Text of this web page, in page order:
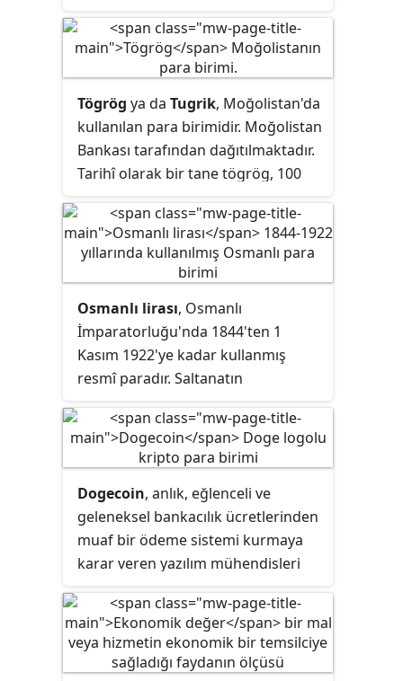
bankalar ve diğer finansal
kurumları, tedbirsizlik ve
dolandırıcılığa karşı denetlemek
gibi yetkileri de olabilir.
Tögrög ya da Tugrik, Moğolistan'da
kullanılan para birimidir. Moğolistan
Bankası tarafından dağıtılmaktadır.
Tarihî olarak bir tane tögrög, 100
fakat çok az değeri olduğu için artık
möngö madenî paraları
kullanılmamaktadır.
Osmanlı lirası, Osmanlı
İmparatorluğu'nda 1844'ten 1
Kasım 1922'ye kadar kullanmış
resmî paradır. Saltanatın
23 Ekim 1923'e kadar resmî olarak
kullanıldı. Fakat Osmanlı lirasının
tam olarak tedavülden kalkması ve
yerine Türk lirasının kullanılması
1927 yılını buldu.
Dogecoin, anlık, eğlenceli ve
geleneksel bankacılık ücretlerinden
muaf bir ödeme sistemi kurmaya
karar veren yazılım mühendisleri
tarafından icat edilmiş bir kripto
paradır. Dogecoin, logosunda ve
isminde popüler bir internet